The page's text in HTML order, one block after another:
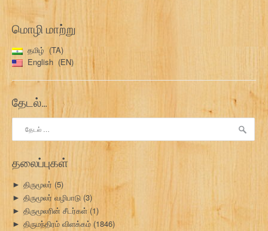
மொழி மாற்று
தமிழ்
TA
English
EN
தேடல்…
தேடு:
தலைப்புகள்
► திருமூலர் (5)
► திருமூலர் வழிபாடு (3)
► திருமூலரின் சீடர்கள்(1)
► திருமந்திரம் விளக்கம் (1846)